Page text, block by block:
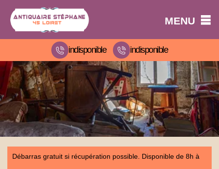
MENU
indisponible indisponible
Débarras gratuit si récupération possible. Disponible de 8h à